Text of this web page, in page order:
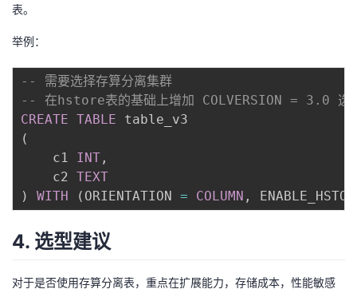
表。
举例：
-- 需要选择存算分离集群
-- 在hstore表的基础上增加 COLVERSION = 3.0 选
CREATE TABLE
(
    c1
INT ,
    c2
TEXT
)
WITH ( ORIENTATION = COLUMN ,
4. 选型建议
对于是否使用存算分离表，重点在扩展能力，存储成本，性能敏感